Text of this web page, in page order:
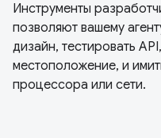
Инструменты
позволяют вашему
дизайн, тестировать
местоположение, и
процессора или сети.